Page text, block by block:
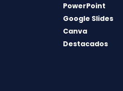
PowerPoint
Google Slides
Canva
Destacados